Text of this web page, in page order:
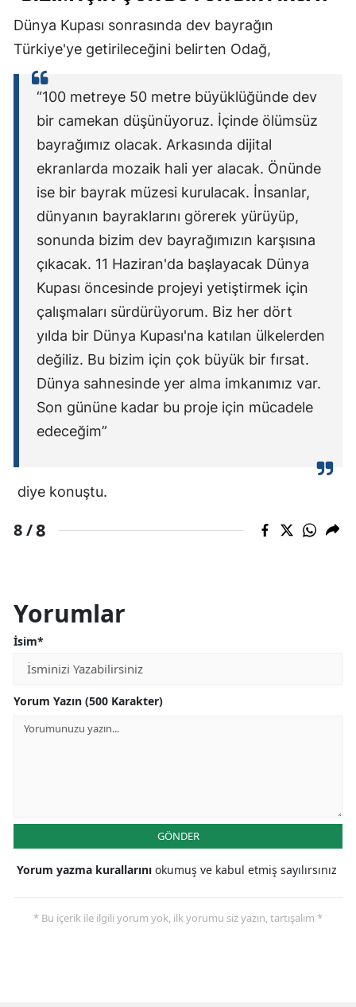
Dünya Kupası sonrasında dev bayrağın
Türkiye'ye getirileceğini belirten Odağ,
“100 metreye 50 metre büyüklüğünde dev
bir camekan düşünüyoruz. İçinde ölümsüz
bayrağımız olacak. Arkasında dijital
ekranlarda mozaik hali yer alacak. Önünde
ise bir bayrak müzesi kurulacak. İnsanlar,
dünyanın bayraklarını görerek yürüyüp,
sonunda bizim dev bayrağımızın karşısına
çıkacak. 11 Haziran'da başlayacak Dünya
Kupası öncesinde projeyi yetiştirmek için
çalışmaları sürdürüyorum. Biz her dört
yılda bir Dünya Kupası'na katılan ülkelerden
değiliz. Bu bizim için çok büyük bir fırsat.
Dünya sahnesinde yer alma imkanımız var.
Son gününe kadar bu proje için mücadele
edeceğim”
diye konuştu.
8 /8
Yorumlar
İsim*
Yorum Yazın (500 Karakter)
GÖNDER
Yorum yazma kurallarını okumuş ve kabul etmiş sayılırsınız
* Bu içerik ile ilgili yorum yok, ilk yorumu siz yazın, tartışalım *